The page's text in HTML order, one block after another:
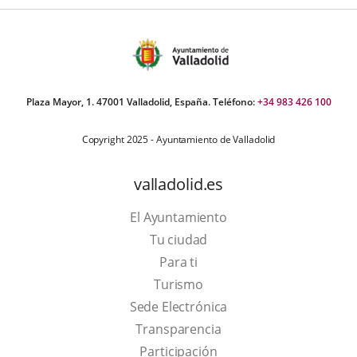
Plaza Mayor, 1. 47001 Valladolid, España. Teléfono:+34 983 426 100
Copyright 2025 - Ayuntamiento de Valladolid
valladolid.es
El Ayuntamiento
Tu ciudad
Para ti
TurismoThis
link
will
open
Sede Electrónica
Transparencia
Participación